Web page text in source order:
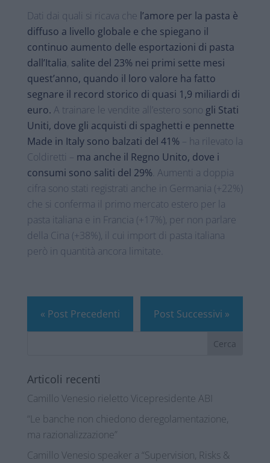
Dati dai quali si ricava che l’amore per la pasta è
diffuso a livello globale e che spiegano il
continuo aumento delle esportazioni di pasta
dall’Italia, salite del 23% nei primi sette mesi
quest’anno, quando il loro valore ha fatto
segnare il record storico di quasi 1,9 miliardi di
euro. A trainare le vendite all’estero sono gli Stati
Uniti, dove gli acquisti di spaghetti e pennette
Made in Italy sono balzati del 41%– ha rilevato la
Coldiretti – ma anche il Regno Unito, dove i
consumi sono saliti del 29%. Aumenti a doppia
cifra sono stati registrati anche in Germania (+22%)
che si conferma il primo mercato estero per la
pasta italiana e in Francia (+17%), per non parlare
della Cina (+38%), il cui import di pasta italiana
però in quantità ancora limitate.
« Post Precedenti Post Successivi »
Articoli recenti
Camillo Venesio rieletto Vicepresidente ABI
“Le banche non chiedono deregolamentazione,
ma razionalizzazione”
Camillo Venesio speaker a “Supervision, Risks &